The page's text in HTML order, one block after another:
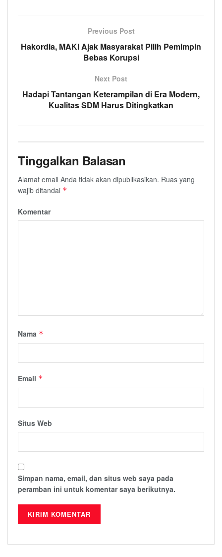
Previous Post
Hakordia, MAKI Ajak Masyarakat Pilih Pemimpin
Bebas Korupsi
Next Post
Hadapi Tantangan Keterampilan di Era Modern,
Kualitas SDM Harus Ditingkatkan
Tinggalkan Balasan
Alamat email Anda tidak akan dipublikasikan. Ruas yang
wajib ditandai *
Komentar
Nama *
Email *
Situs Web
Simpan nama, email, dan situs web saya pada
peramban ini untuk komentar saya berikutnya.